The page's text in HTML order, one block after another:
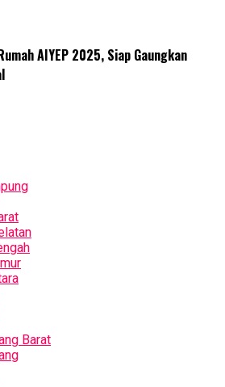
AIYEP 2025, Siap Gaungkan
Barat